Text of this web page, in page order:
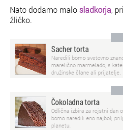
Nato dodamo malo sladkorja ,
žličko.
Sacher torta
Naredili bomo svetovno
marelično marmelado, s
družinske člane ali prijatelje.
Čokoladna torta
Odlična izbira za rojstni dan
bomo naredili eno najbolj
planetu.